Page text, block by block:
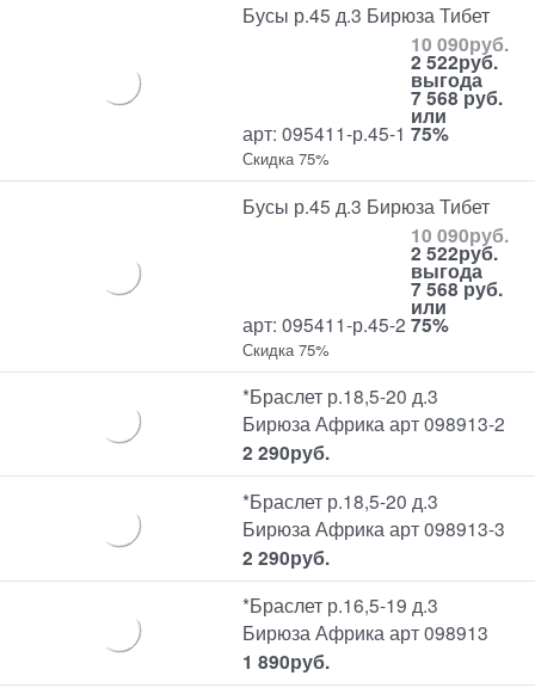
Бусы р.45 д.3 Бирюза Тибет
арт: 095411-р.45-1
10 090руб.
2 522руб.
выгода
7 568 руб.
или
75%
Скидка 75%
Бусы р.45 д.3 Бирюза Тибет
арт: 095411-р.45-2
10 090руб.
2 522руб.
выгода
7 568 руб.
или
75%
Скидка 75%
*Браслет р.18,5-20 д.3
Бирюза Африка арт 098913-2
2 290руб.
*Браслет р.18,5-20 д.3
Бирюза Африка арт 098913-3
2 290руб.
*Браслет р.16,5-19 д.3
Бирюза Африка арт 098913
1 890руб.